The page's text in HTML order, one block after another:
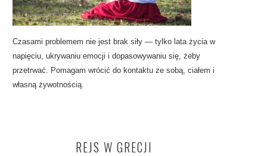
Czasami problemem nie jest brak siły — tylko lata życia w
napięciu, ukrywaniu emocji i dopasowywaniu się, żeby
przetrwać. Pomagam wrócić do kontaktu ze sobą, ciałem i
własną żywotnością.
REJS W GRECJI